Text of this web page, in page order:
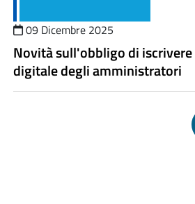
09 Dicembre 2025
Novità sull'obbligo di
digitale degli amministratori